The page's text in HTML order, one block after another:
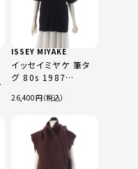
ISSEY MIYAKE
イッセイミヤケ 筆タ
グ 80s 1987
TOPS 変型 半袖 Tシ
ャツ カットソー トップ
ス JY12787 ホワイ
ト ブラック M
26,400